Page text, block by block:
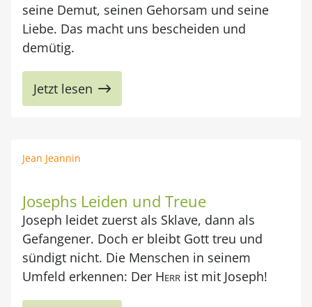
seine Demut, seinen Gehorsam und seine
Liebe. Das macht uns bescheiden und
demütig.
Jetzt lesen
Jean Jeannin
Josephs Leiden und Treue
Joseph leidet zuerst als Sklave, dann als
Gefangener. Doch er bleibt Gott treu und
sündigt nicht. Die Menschen in seinem
Umfeld erkennen: Der Herr ist mit Joseph!